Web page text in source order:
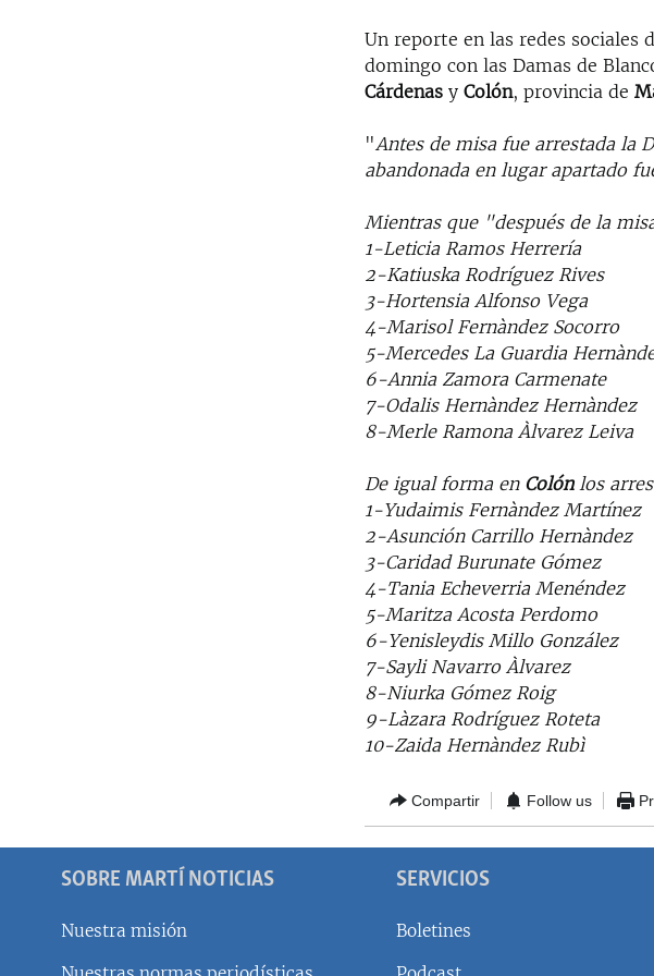
Un reporte en las redes sociales
domingo con las Damas de
Cárdenas yColón, provincia de
"Antes de misa fue arrestada la
abandonada en lugar apartado
Mientras que "después de la
1-Leticia Ramos Herrería
2-Katiuska Rodríguez Rives
3-Hortensia Alfonso Vega
4-Marisol Fernàndez Socorro
5-Mercedes La Guardia
6-Annia Zamora Carmenate
7-Odalis Hernàndez Hernàndez
8-Merle Ramona Àlvarez Leiva
De igual forma en Colónlos
1-Yudaimis Fernàndez Martínez
2-Asunción Carrillo Hernàndez
3-Caridad Burunate Gómez
4-Tania Echeverria Menéndez
5-Maritza Acosta Perdomo
6-Yenisleydis Millo González
7-Sayli Navarro Àlvarez
8-Niurka Gómez Roig
9-Làzara Rodríguez Roteta
10-Zaida Hernàndez Rubì
Compartir Follow us
SOBRE MARTÍ NOTICIAS
Nuestra misión
SERVICIOS
Boletines